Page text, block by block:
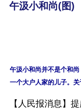
午汲小和尚(图)
午汲小和尚并不是个和
【人民报消息】